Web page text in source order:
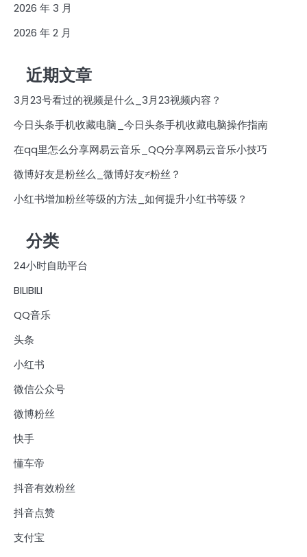
2026 年 3 月
2026 年 2 月
近期文章
3月23号看过的视频是什么_3月23视频内容？
今日头条手机收藏电脑_今日头条手机收藏电脑操作指南
在qq里怎么分享网易云音乐_QQ分享网易云音乐小技巧
微博好友是粉丝么_微博好友≠粉丝？
小红书增加粉丝等级的方法_如何提升小红书等级？
分类
24小时自助平台
BILIBILI
QQ音乐
头条
小红书
微信公众号
微博粉丝
快手
懂车帝
抖音有效粉丝
抖音点赞
支付宝